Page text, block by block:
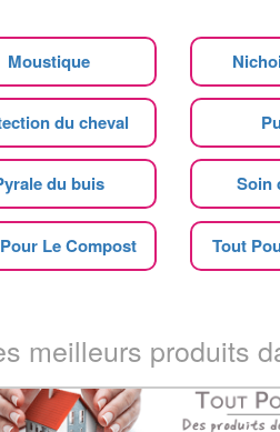
Moustique
du cheval
du buis Soin
Le Compost Tout
meilleurs produits